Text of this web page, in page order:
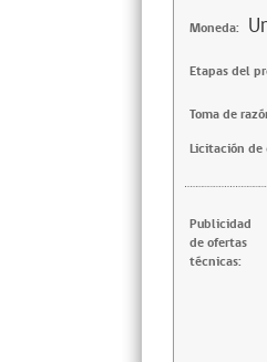
Moneda:
Etapas del
Toma de
Licitación
Publicidad
de ofertas
técnicas: